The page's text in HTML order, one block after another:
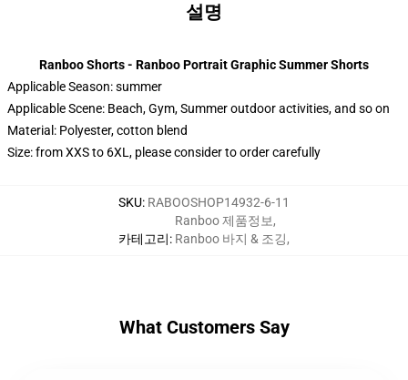
설명
Ranboo Shorts - Ranboo Portrait Graphic Summer Shorts
Applicable Season:summer
Applicable Scene: Beach, Gym, Summer outdoor activities, and so on
Material: Polyester, cotton blend
Size: from XXS to 6XL, please consider to order carefully
SKU: RABOOSHOP14932-6-11
카테고리:
Ranboo 제품정보,
Ranboo 바지 & 조깅,
What Customers Say